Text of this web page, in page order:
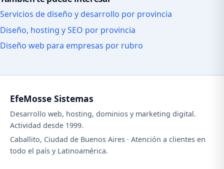
Servicios de diseño y desarrollo por provincia
Diseño, hosting y SEO por provincia
Diseño web para empresas por rubro
EfeMosse Sistemas
Desarrollo web, hosting, dominios y marketing digital.
Actividad desde 1999.
Caballito, Ciudad de Buenos Aires · Atención a clientes en
todo el país y Latinoamérica.